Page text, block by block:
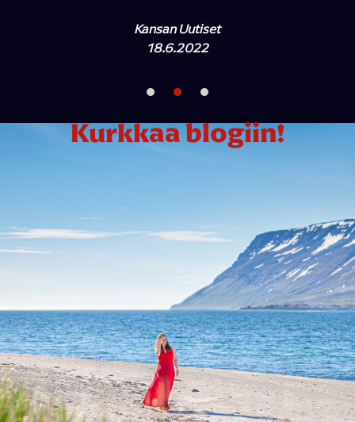
Kansan Uutiset
18.6.2022
Kurkkaa blogiin!